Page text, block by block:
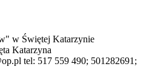
w Świętej Katarzynie
Katarzyna
tel: 517 559 490; 501282691;